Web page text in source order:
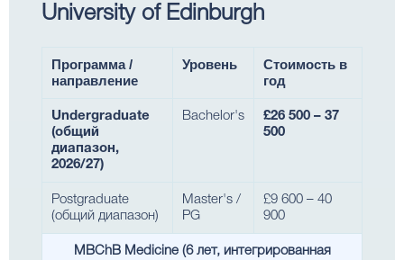
University of Edinburgh
Программа /
направление
Уровень
Стоимость в
год
Undergraduate
(общий
диапазон,
2026/27)
Bachelor's
£26 500 – 37
500
Postgraduate
(общий диапазон)
Master's /
PG
£9 600 – 40
900
MBChB Medicine (6 лет, интегрированная